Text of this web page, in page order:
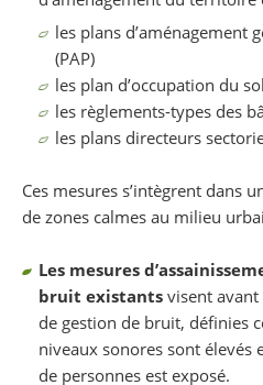
les plans d’aménagement
(PAP)
les plan d’occupation du sol
les règlements-types des
les plans directeurs
Ces mesures s’intègrent dans
de zones calmes au milieu
Les mesures
bruit existants visent
de gestion de bruit, définies
niveaux sonores sont
de personnes est exposé.